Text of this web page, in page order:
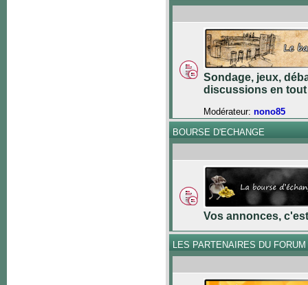
Sondage, jeux,
discussions en
Modérateur: nono85
BOURSE D'ECHANGE
Vos annonces,
LES PARTENAIRES DU FORUM